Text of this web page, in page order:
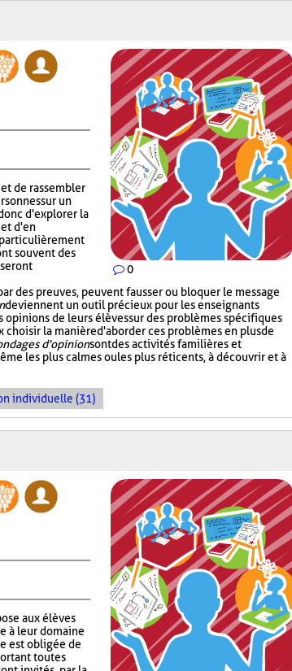
0
de rassembler
sur un
d'explorer la
d'en
particulièrement
souvent des
des preuves, peuvent fausser ou bloquer le message
deviennent un outil précieux pour les enseignants
de leurs élèves sur des problèmes spécifiques
la manière d'aborder ces problèmes en plus de
d'opinionsont des activités familières et
les plus calmes ou les plus réticents, à découvrir et à
individuelle (31)
aux élèves
à leur domaine
est obligée de
toutes